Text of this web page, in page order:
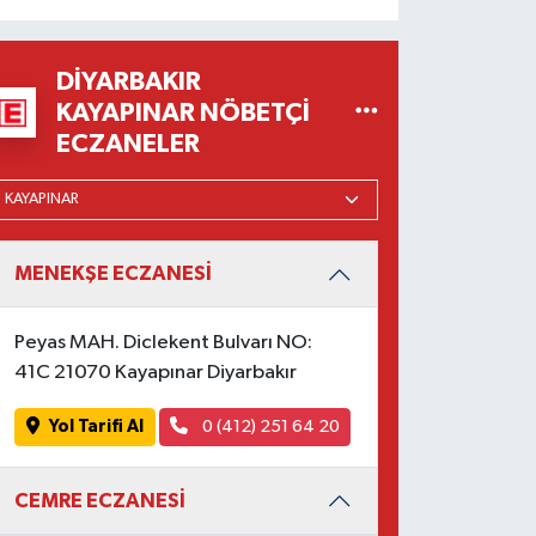
DIYARBAKIR
KAYAPINAR NÖBETÇI
ECZANELER
MENEKŞE ECZANESİ
Peyas MAH. Diclekent Bulvarı NO:
41C 21070 Kayapınar Diyarbakır
Yol Tarifi Al 0 (412) 251 64 20
CEMRE ECZANESİ